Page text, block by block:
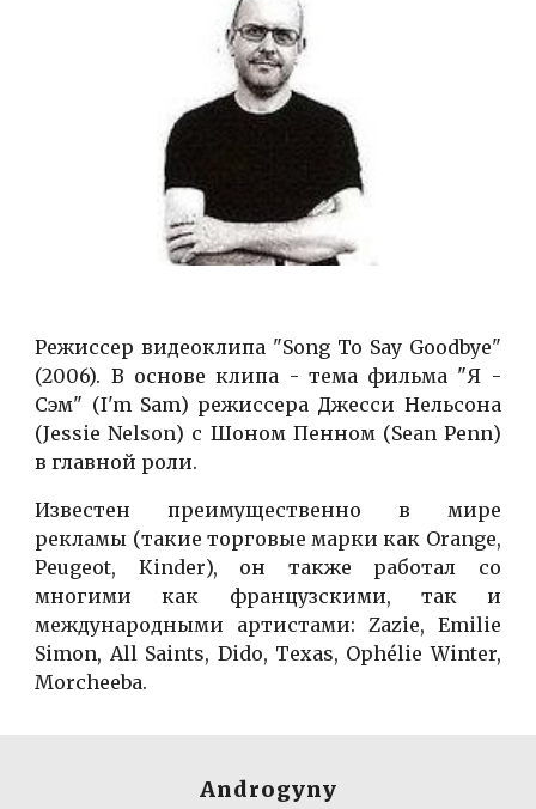
Режиссер видеоклипа "Song To Say Goodbye"
(2006). В основе клипа - тема фильма "Я -
Сэм" (I'm Sam) режиссера Джесси Нельсона
(Jessie Nelson) с Шоном Пенном (Sean Penn)
в главной роли.
Известен преимущественно в мире
рекламы (такие торговые марки как Orange,
Peugeot, Кinder), он также работал со
многими как французскими, так и
международными артистами: Zazie, Emilie
Simon, All Saints, Dido, Texas, Ophélie Winter,
Morcheeba.
Androgyny